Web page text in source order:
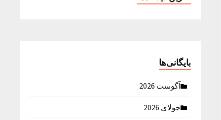
بایگانی‌ها
آگوست 2026
جولای 2026